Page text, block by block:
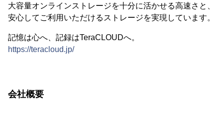
大容量オンラインストレージを十分に活かせる高速さと、
安心してご利用いただけるストレージを実現しています。
記憶は心へ、記録はTeraCLOUDへ。
https://teracloud.jp/
会社概要